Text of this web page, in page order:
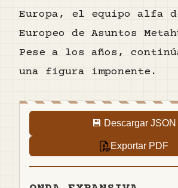
Europa, el equipo alfa
Europeo de Asuntos
Pese a los años,
una figura imponente.
💾 Descargar JSON
Exportar PDF